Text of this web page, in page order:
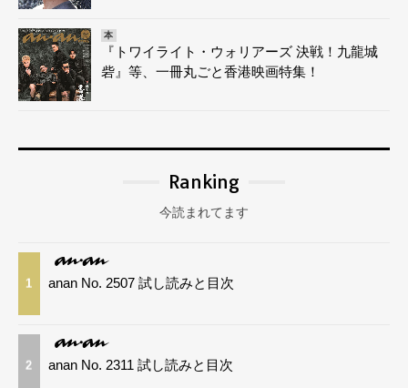
本
『トワイライト・ウォリアーズ 決戦！九龍城
砦』等、一冊丸ごと香港映画特集！
Ranking
今読まれてます
1 anan No. 2507 試し読みと目次
2 anan No. 2311 試し読みと目次